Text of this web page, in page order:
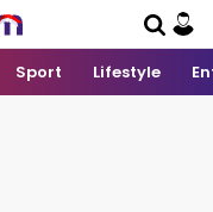
Sport Lifestyle